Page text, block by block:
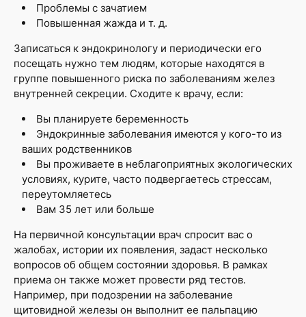
Проблемы с зачатием
Повышенная жажда и т. д.
Записаться к эндокринологу и периодически его
посещать нужно тем людям, которые находятся в
группе повышенного риска по заболеваниям желез
внутренней секреции. Сходите к врачу, если:
Вы планируете беременность
Эндокринные заболевания имеются у кого-то из
ваших родственников
Вы проживаете в неблагоприятных экологических
условиях, курите, часто подвергаетесь стрессам,
переутомляетесь
Вам 35 лет или больше
На первичной консультации врач спросит вас о
жалобах, истории их появления, задаст несколько
вопросов об общем состоянии здоровья. В рамках
приема он также может провести ряд тестов.
Например, при подозрении на заболевание
щитовидной железы он выполнит ее пальпацию